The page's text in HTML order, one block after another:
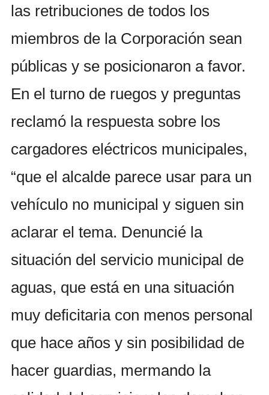
las retribuciones de todos los
miembros de la Corporación sean
públicas y se posicionaron a favor.
En el turno de ruegos y preguntas
reclamó la respuesta sobre los
cargadores eléctricos municipales,
“que el alcalde parece usar para un
vehículo no municipal y siguen sin
aclarar el tema. Denuncié la
situación del servicio municipal de
aguas, que está en una situación
muy deficitaria con menos personal
que hace años y sin posibilidad de
hacer guardias, mermando la